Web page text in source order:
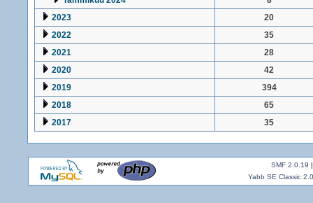
2023
20
2022
35
2021
28
2020
42
2019
394
2018
65
2017
35
SMF 2.0.19
Yabb SE Classic